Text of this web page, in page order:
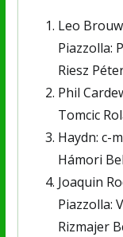
Leo
Piazzolla:
Riesz
Phil
Tomcic
Haydn: c-
Hámori
Joaquin
Piazzolla:
Rizmajer